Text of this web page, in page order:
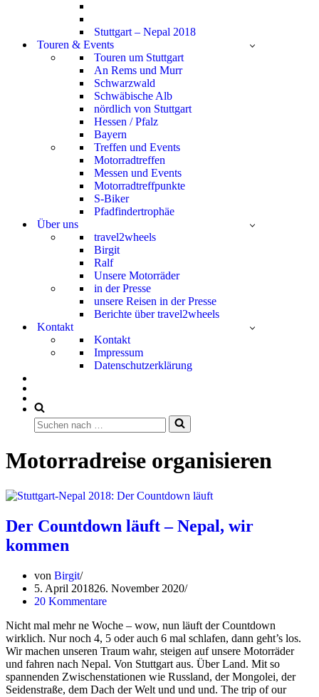
Stuttgart – Nepal 2018
Touren & Events
Touren um Stuttgart
An Rems und Murr
Schwarzwald
Schwäbische Alb
nördlich von Stuttgart
Hessen / Pfalz
Bayern
Treffen und Events
Motorradtreffen
Messen und Events
Motorradtreffpunkte
S-Biker
Pfadfindertrophäe
Über uns
travel2wheels
Birgit
Ralf
Unsere Motorräder
in der Presse
unsere Reisen in der Presse
Berichte über travel2wheels
Kontakt
Kontakt
Impressum
Datenschutzerklärung
Suchen
nach …
Motorradreise organisieren
Der Countdown läuft – Nepal, wir
kommen
von Birgit
5. April 201826. November 2020
20 Kommentare
Nicht mal mehr ne Woche – wow, nun läuft der Countdown
wirklich. Nur noch 4, 5 oder auch 6 mal schlafen, dann geht’s los.
Wir machen unseren Traum wahr, steigen auf unsere Motorräder
und fahren nach Nepal. Von Stuttgart aus. Über Land. Mit so
spannenden Zwischenstationen wie Russland, der Mongolei, der
Seidenstraße, dem Dach der Welt und und und. The trip of our